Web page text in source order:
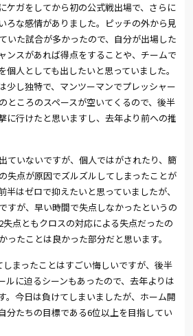
ケガをしてから初の公式戦出場で、さらに
ろな感情がありました。ピッチの外から見
いた試合が多かったので、自分が出場した
ンスがあれば得点をすることや、チームで
個人としても出したいと思っていました。
少し独特で、マンツーマンでプレッシャー
ところのスペースが空いてくるので、後半
に行けたと思いますし、去年より前への推
ていないですが、個人ではがされたり、簡
失点が原因でズルズルしてしまったことが
半はゼロで抑えたいと思っていましたが、
すが、早い時間で失点しなかったというの
点ともクロスの対応による失点だったの
ったことは良かった部分だと思います。
まったことはすごい悔しいですが、後半
ルに迫るシーンもあったので、去年よりは
。今日は負けてしまいましたが、ホーム開
分たちの目標である6位以上を目指してい